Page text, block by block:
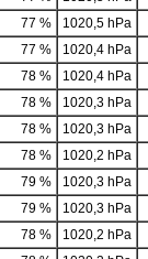
77 %
1020,5 hPa
77 %
1020,4 hPa
78 %
1020,4 hPa
78 %
1020,3 hPa
78 %
1020,3 hPa
78 %
1020,2 hPa
79 %
1020,3 hPa
79 %
1020,3 hPa
78 %
1020,2 hPa